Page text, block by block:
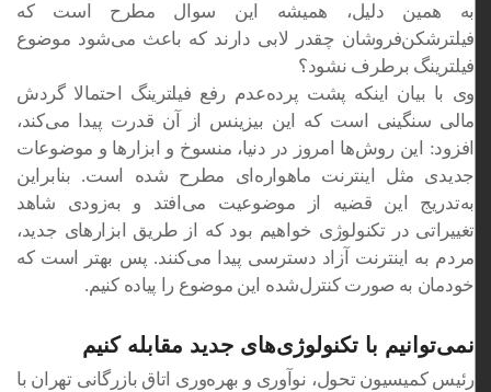
به همین دلیل، همیشه این سوال مطرح است که
فیلترشکن‌فروشان چقدر لابی دارند که باعث می‌شود موضوع
فیلترینگ برطرف نشود؟
وی با بیان اینکه پشت پرده‌عدم رفع فیلترینگ احتمالا گردش
مالی سنگینی است که این بیزینس از آن قدرت پیدا می‌کند،
افزود: این روش‌ها امروز در دنیا، منسوخ و ابزارها و موضوعات
جدیدی مثل اینترنت ماهواره‌ای مطرح شده است. بنابراین
به‌تدریج این قضیه از موضوعیت می‌افتد و به‌زودی شاهد
تغییراتی در تکنولوژی خواهیم بود که از طریق ابزارهای جدید،
مردم به اینترنت آزاد دسترسی پیدا می‌کنند. پس بهتر است که
خودمان به صورت کنترل‌شده این موضوع را پیاده کنیم.
نمی‌توانیم با تکنولوژی‌های جدید مقابله کنیم
رئیس کمیسیون تحول، نوآوری و بهره‌وری اتاق بازرگانی تهران با